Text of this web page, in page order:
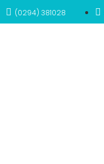
(0294) 381028